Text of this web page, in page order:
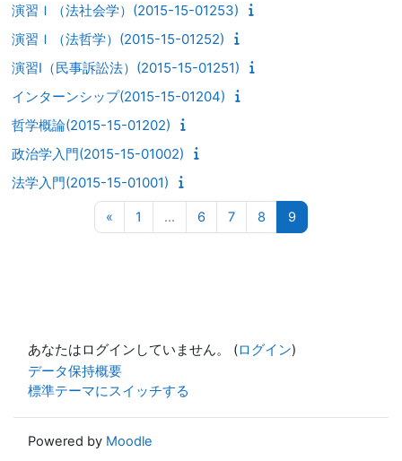
演習Ｉ（法社会学）(2015-15-01253)
演習Ｉ（法哲学）(2015-15-01252)
演習I（民事訴訟法）(2015-15-01251)
インターンシップ(2015-15-01204)
哲学概論(2015-15-01202)
政治学入門(2015-15-01002)
法学入門(2015-15-01001)
« 前のページ
1 ページ 1
… 6ページ 6
7ページ 7
8 ページ 8
9ページ 9
あなたはログインしていません。 (ログイン)
データ保持概要
標準テーマにスイッチする
Powered by Moodle